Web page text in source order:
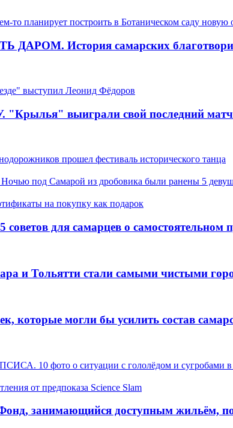
планирует построить в Ботаническом саду новую
История самарских
выступил Леонид Фёдоров
выиграли свой последний матч в
прошел фестиваль исторического танца
под Самарой из дробовика были ранены 5
на покупку как подарок
для самарцев о самостоятельном
Тольятти стали самыми чистыми
могли бы усилить состав
10 фото о ситуации с гололёдом и сугробами в
от предпоказа Science Slam
доступным жильём,